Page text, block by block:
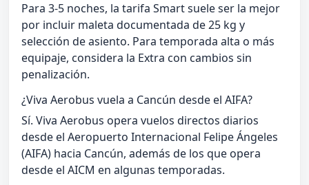
Para 3-5 noches, la tarifa Smart suele ser la mejor
por incluir maleta documentada de 25 kg y
selección de asiento. Para temporada alta o más
equipaje, considera la Extra con cambios sin
penalización.
¿Viva Aerobus vuela a Cancún desde el AIFA?
Sí. Viva Aerobus opera vuelos directos diarios
desde el Aeropuerto Internacional Felipe Ángeles
(AIFA) hacia Cancún, además de los que opera
desde el AICM en algunas temporadas.